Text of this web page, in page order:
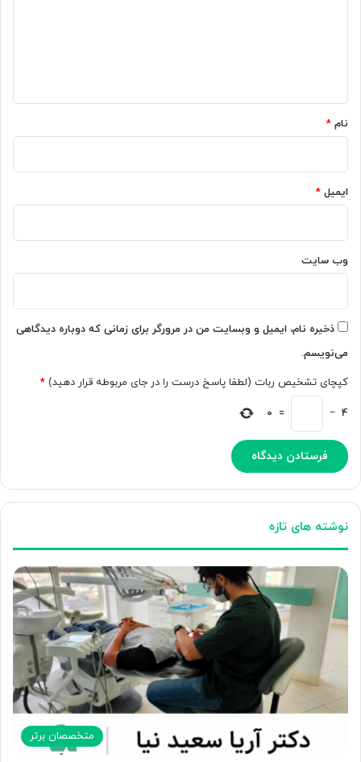
نام *
ایمیل *
وب‌ سایت
ذخیره نام، ایمیل و وبسایت من در مرورگر برای زمانی که دوباره دیدگاهی
می‌نویسم.
کپچای تشخیص ربات (لطفا پاسخ درست را در جای مربوطه قرار دهید) *
4
−
=
0
نوشته های تازه
متخصصان برتر